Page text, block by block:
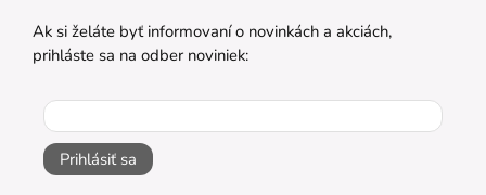
Ak si želáte byť informovaní o novinkách a akciách,
prihláste sa na odber noviniek:
Prihlásiť sa